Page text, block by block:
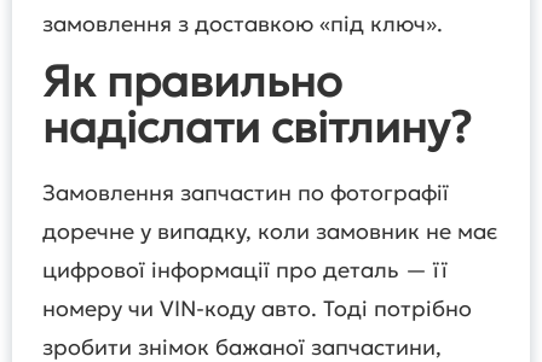
замовлення з доставкою «під ключ».
Як правильно
надіслати світлину?
Замовлення запчастин по фотографії
доречне у випадку, коли замовник не має
цифрової інформації про деталь — її
номеру чи VIN-коду авто. Тоді потрібно
зробити знімок бажаної запчастини,